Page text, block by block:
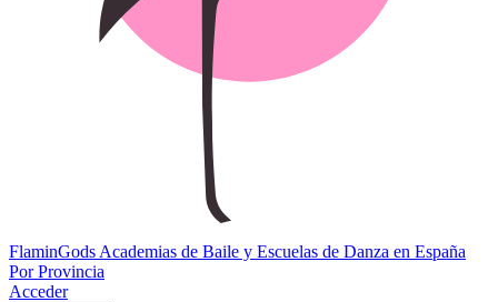
FlaminGods Academias de Baile y Escuelas de Danza en España
Por Provincia
Acceder